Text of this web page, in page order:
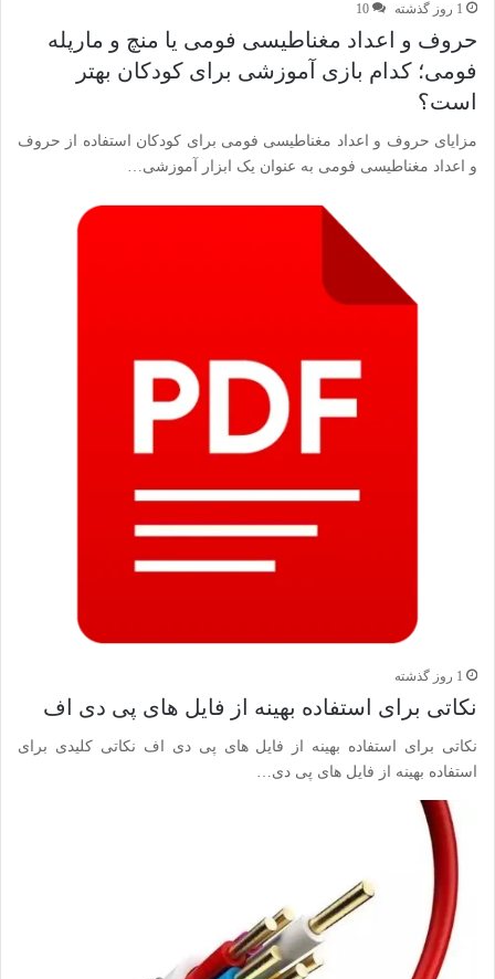
1 روز گذشته 10
حروف و اعداد مغناطیسی فومی یا منچ و مارپله
فومی؛ کدام بازی آموزشی برای کودکان بهتر
است؟
مزایای حروف و اعداد مغناطیسی فومی برای کودکان استفاده از حروف
و اعداد مغناطیسی فومی به عنوان یک ابزار آموزشی…
1 روز گذشته
نکاتی برای استفاده بهینه از فایل های پی دی اف
نکاتی برای استفاده بهینه از فایل های پی دی اف نکاتی کلیدی برای
استفاده بهینه از فایل های پی دی…